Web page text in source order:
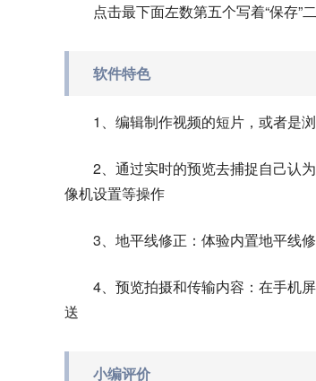
点击最下面左数第五个写着“保存”
软件特色
1、编辑制作视频的短片，或者是
2、通过实时的预览去捕捉自己认
像机设置等操作
3、地平线修正：体验内置地平线
4、预览拍摄和传输内容：在手机
送
小编评价